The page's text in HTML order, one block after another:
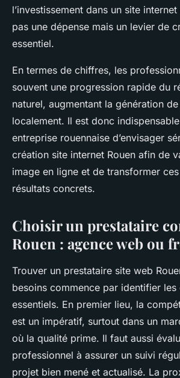
l’investissement dans un site internet
pas une dépense mais un levier de
essentiel.
En termes de chiffres, les
souvent une progression rapide du
naturel, augmentant la génération
localement. Il est donc
entreprise rouennaise d’envisager
création site internet Rouen afin de
image en ligne et de transformer
résultats concrets.
Choisir un prestataire
Rouen : agence web ou
Trouver un prestataire site web
besoins commence par identifier les
essentiels. En premier lieu, la
est un impératif, surtout dans un
où la qualité prime. Il faut aussi
professionnel à assurer un suivi
projet bien mené et actualisé. La